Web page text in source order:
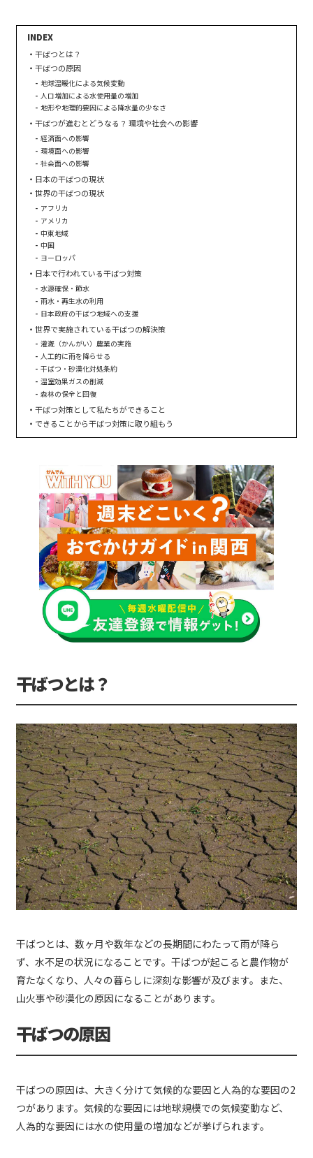
干ばつとは？
干ばつの原因
地球温暖化による気候変動
人口増加による水使用量の増加
地形や地理的要因による降水量の少なさ
干ばつが進むとどうなる？ 環境や社会への影響
経済面への影響
環境面への影響
社会面への影響
日本の干ばつの現状
世界の干ばつの現状
アフリカ
アメリカ
中東地域
中国
ヨーロッパ
日本で行われている干ばつ対策
水源確保・節水
雨水・再生水の利用
日本政府の干ばつ地域への支援
世界で実施されている干ばつの解決策
灌漑（かんがい）農業の実施
人工的に雨を降らせる
干ばつ・砂漠化対処条約
温室効果ガスの削減
森林の保全と回復
干ばつ対策として私たちができること
できることから干ばつ対策に取り組もう
干ばつとは？
干ばつとは、数ヶ月や数年などの長期間にわたって雨が降ら
ず、水不足の状況になることです。干ばつが起こると農作物が
育たなくなり、人々の暮らしに深刻な影響が及びます。また、
山火事や砂漠化の原因になることがあります。
干ばつの原因
干ばつの原因は、大きく分けて気候的な要因と人為的な要因の2
つがあります。気候的な要因には地球規模での気候変動など、
人為的な要因には水の使用量の増加などが挙げられます。